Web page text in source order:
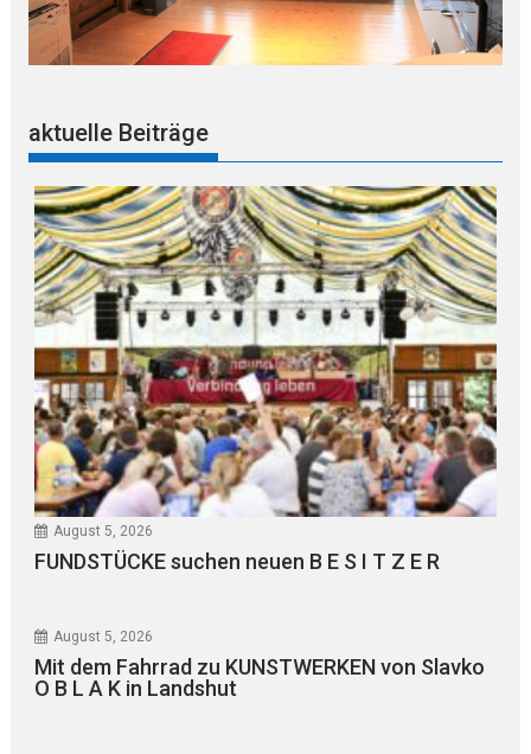
aktuelle Beiträge
August 5, 2026
FUNDSTÜCKE suchen neuen B E S I T Z E R
August 5, 2026
Mit dem Fahrrad zu KUNSTWERKEN von Slavko
O B L A K in Landshut